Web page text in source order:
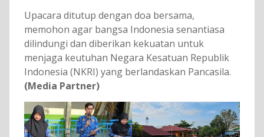
Upacara ditutup dengan doa bersama,
memohon agar bangsa Indonesia senantiasa
dilindungi dan diberikan kekuatan untuk
menjaga keutuhan Negara Kesatuan Republik
Indonesia (NKRI) yang berlandaskan Pancasila.
(Media Partner)